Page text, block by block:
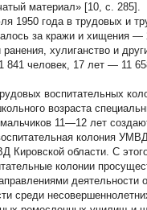
материал» [10, с. 285].
1950 года в трудовых и
за кражи и хищения
хулиганство и
человек, 17 лет — 11
воспитательных
возраста
11—12 лет
колония
Кировской области. С
колонии
деятельности
среди